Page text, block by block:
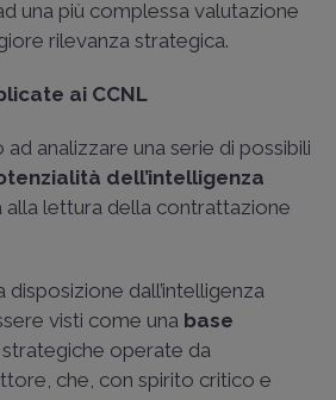
una più complessa valutazione
rilevanza strategica.
ai CCNL
analizzare una serie di possibili
dell’intelligenza
alla lettura della contrattazione
disposizione dall’intelligenza
visti come una base
operate da
che, con spirito critico e